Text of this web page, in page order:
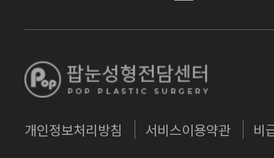
개인정보처리방침 서비스이용약관 비